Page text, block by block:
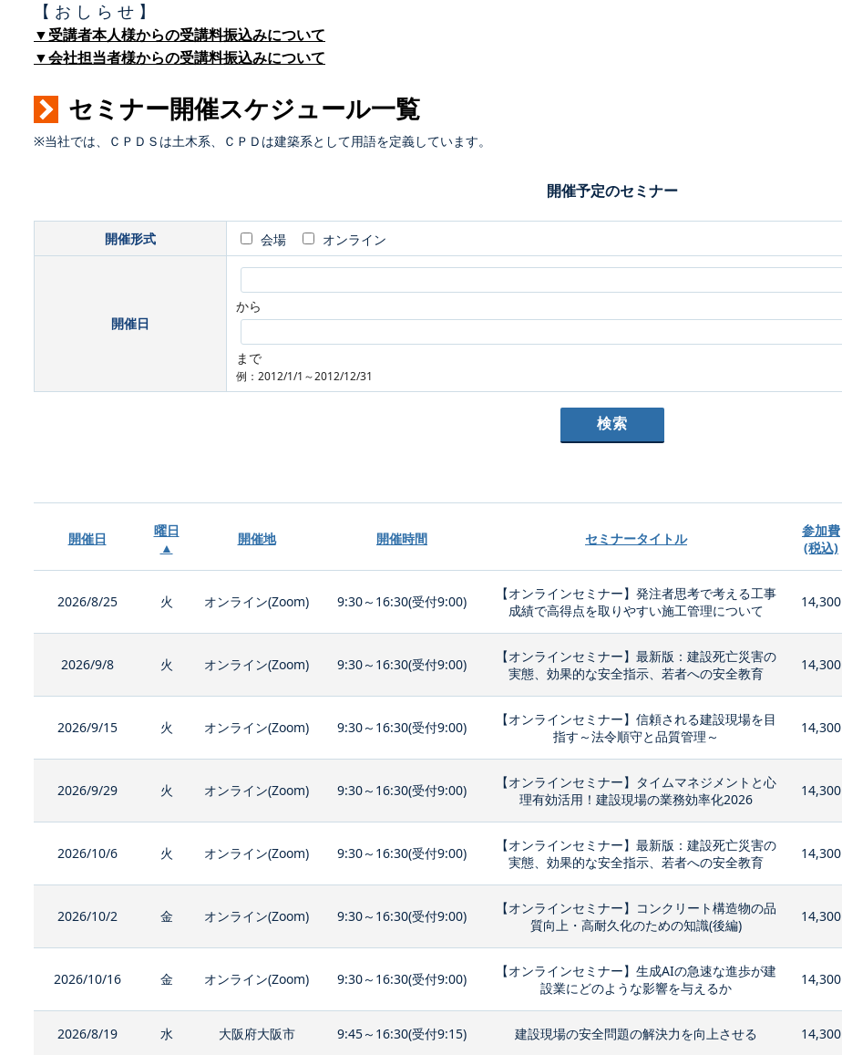
【 お し ら せ 】
▼受講者本人様からの受講料振込みについて
▼会社担当者様からの受講料振込みについて
セミナー開催スケジュール一覧
※当社では、ＣＰＤＳは土木系、ＣＰＤは建築系として用語を定義しています。
開催予定のセミナー
開催形式 会場 オンライン
開催日
から
まで
例：2012/1/1～2012/12/31
開催日
曜日
▲
開催地 開催時間 セミナータイトル
参加費
(税込)
2026/8/25 火 オンライン(Zoom) 9:30～16:30(受付9:00)
【オンラインセミナー】発注者思考で考える工事
成績で高得点を取りやすい施工管理について
14,300
2026/9/8 火 オンライン(Zoom) 9:30～16:30(受付9:00)
【オンラインセミナー】最新版：建設死亡災害の
実態、効果的な安全指示、若者への安全教育
14,300
2026/9/15 火 オンライン(Zoom) 9:30～16:30(受付9:00)
【オンラインセミナー】信頼される建設現場を目
指す～法令順守と品質管理～
14,300
2026/9/29 火 オンライン(Zoom) 9:30～16:30(受付9:00)
【オンラインセミナー】タイムマネジメントと心
理有効活用！建設現場の業務効率化2026
14,300
2026/10/6 火 オンライン(Zoom) 9:30～16:30(受付9:00)
【オンラインセミナー】最新版：建設死亡災害の
実態、効果的な安全指示、若者への安全教育
14,300
2026/10/2 金 オンライン(Zoom) 9:30～16:30(受付9:00)
【オンラインセミナー】コンクリート構造物の品
質向上・高耐久化のための知識(後編)
14,300
2026/10/16 金 オンライン(Zoom) 9:30～16:30(受付9:00)
【オンラインセミナー】生成AIの急速な進歩が建
設業にどのような影響を与えるか
14,300
2026/8/19 水 大阪府大阪市 9:45～16:30(受付9:15) 建設現場の安全問題の解決力を向上させる 14,300